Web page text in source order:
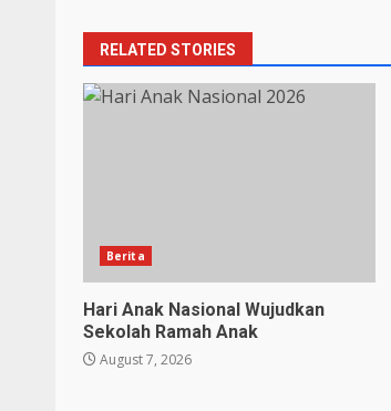
RELATED STORIES
Berita
Hari Anak Nasional Wujudkan
Sekolah Ramah Anak
August 7, 2026